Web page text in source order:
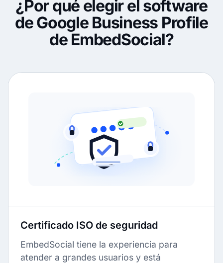
¿Por qué elegir el software
de Google Business Profile
de EmbedSocial?
Certificado ISO de seguridad
EmbedSocial tiene la experiencia para
atender a grandes usuarios y está